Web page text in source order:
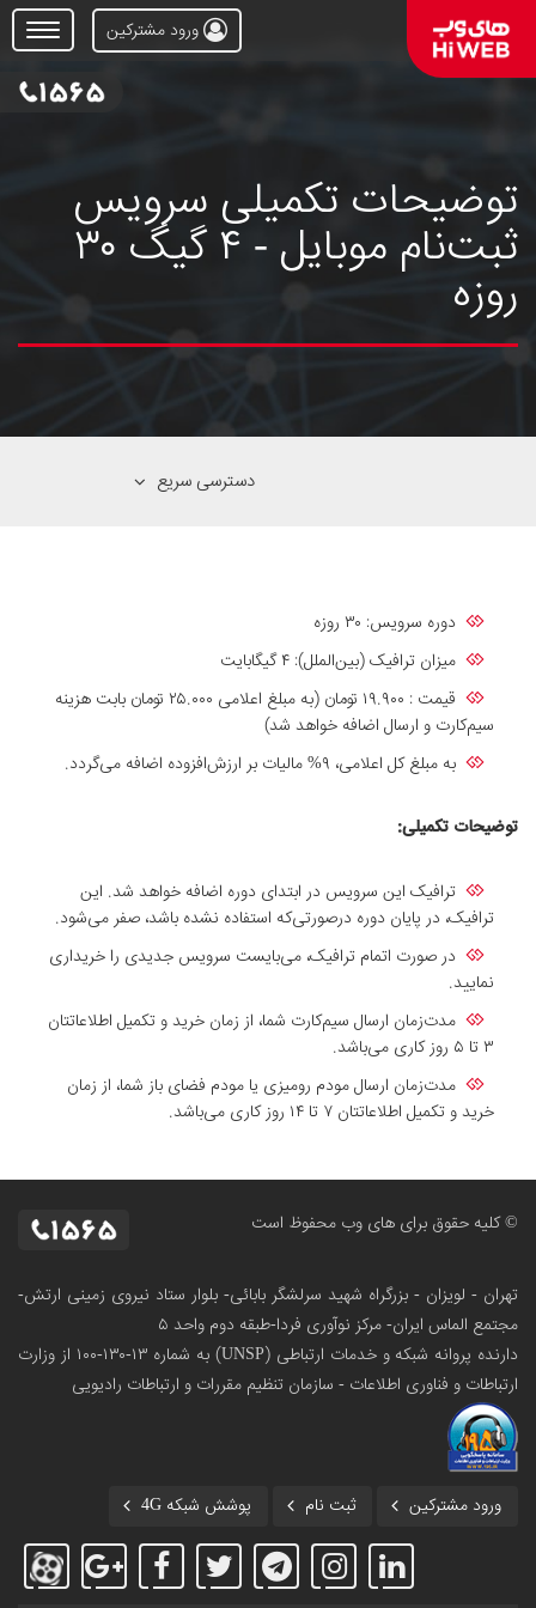
Open
Menu
ورود مشترکین
توضیحات تکمیلی سرویس
ثبت‌نام موبایل - ۴ گیگ ۳۰
روزه
دسترسی سریع
دوره سرویس: ۳۰ روزه
میزان ترافیک (بین‌الملل): ۴ گیگابایت
قیمت : ۱۹.۹۰۰ تومان (به مبلغ اعلامی ۲۵.۰۰۰ تومان بابت هزینه
سیم‌کارت و ارسال اضافه خواهد شد)
به مبلغ کل اعلامی، ۹% مالیات بر ارزش‌افزوده اضافه می‌گردد.
توضیحات تکمیلی:
ترافیک این سرویس در ابتدای دوره اضافه خواهد شد. این
ترافیک، در پایان دوره درصورتی‌که استفاده‌ نشده باشد، صفر می‌شود.
در صورت اتمام ترافیک، می‌بایست سرویس جدیدی را خریداری
نمایید.
مدت‌زمان ارسال سیم‌کارت شما، از زمان خرید و تکمیل اطلاعاتتان
۳ تا ۵ روز کاری می‌باشد.
مدت‌زمان ارسال مودم رومیزی یا مودم فضای باز شما، از زمان
خرید و تکمیل اطلاعاتتان ۷ تا ۱۴ روز کاری می‌باشد.
© کلیه حقوق برای های وب محفوظ است
تهران - لویزان - بزرگراه شهید سرلشگر بابائی- بلوار ستاد نیروی زمینی ارتش-
مجتمع الماس ایران- مرکز نوآوری فردا-طبقه دوم واحد ۵
دارنده پروانه شبکه و خدمات ارتباطی (UNSP) به شماره ۱۳-۱۳۰-۱۰۰
از وزارت
ارتباطات و فناوری اطلاعات - سازمان تنظیم مقررات و ارتباطات رادیویی
ورود مشترکین ثبت نام پوشش شبکه 4G